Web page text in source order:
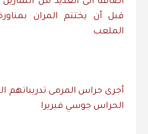
قبل أن يختتم المران
الملعب
أجرى حراس المرمى
الحراس جوسي فيريرا